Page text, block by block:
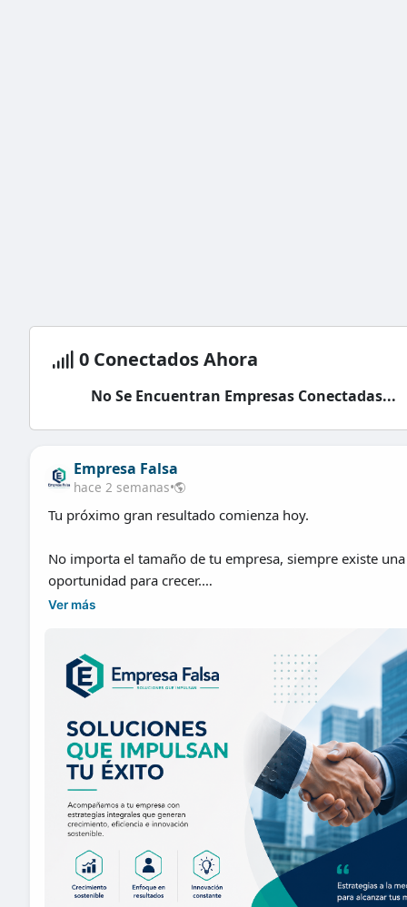
0 Conectados Ahora
No Se Encuentran Empresas Conectadas...
Empresa Falsa
hace 2 semanas•
Tu próximo gran resultado comienza hoy.
No importa el tamaño de tu empresa, siempre existe una
oportunidad para crecer.
En Empresa Falsa desarrollamos soluciones
📈 Incrementar tu productividad.
🤝 Fortalecer tu organización.
🎯 Alcanzar objetivos reales.
Impulsamos empresas que quieren ir más allá.
📞 Escríbenos y comencemos a construir juntos el futuro
negocio.
Ver más